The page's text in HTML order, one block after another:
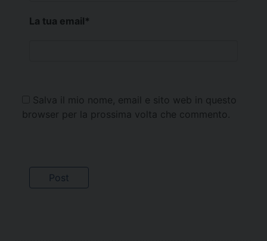
La tua email*
Salva il mio nome, email e sito web in questo
browser per la prossima volta che commento.